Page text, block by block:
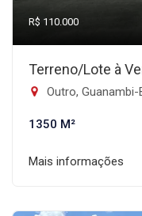
R$ 110.000
Terreno/Lote à
Outro, Guanambi-
1350 M²
Mais informações